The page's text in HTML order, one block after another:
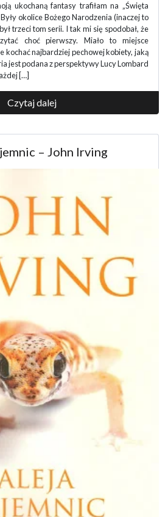
ukochaną fantasy trafiłam na „Święta
okolice Bożego Narodzenia (inaczej to
trzeci tom serii. I tak mi się spodobał, że
choć pierwszy. Miało to miejsce
kochać najbardziej pechowej kobiety, jaką
jest podana z perspektywy Lucy Lombard
[…]
Czytaj dalej
– John Irving